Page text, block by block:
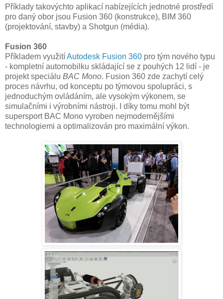
Příklady takovýchto aplikací nabízejících jednotné prostředí
pro daný obor jsou Fusion 360 (konstrukce), BIM 360
(projektování, stavby) a Shotgun (média).
Fusion 360
Příkladem využitíAutodesk Fusion 360 pro tým nového typu
- kompletní automobilku skládající se z pouhých 12 lidí - je
projekt speciálu BAC Mono. Fusion 360 zde zachytí celý
proces návrhu, od konceptu po týmovou spolupráci, s
jednoduchým ovládáním, ale vysokým výkonem, se
simulačními i výrobními nástroji. I díky tomu mohl být
supersport BAC Mono vyroben nejmodernějšími
technologiemi a optimalizován pro maximální výkon.